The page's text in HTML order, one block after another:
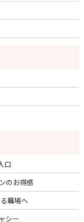
口
のお得感
職場へ
シー